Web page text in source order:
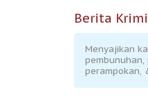
Berita
Menyajikan
pembunuhan,
perampokan,